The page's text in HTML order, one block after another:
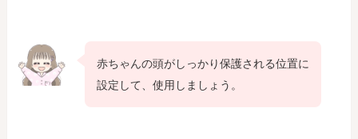
赤ちゃんの頭がしっかり保護される位置に
設定して、使用しましょう。